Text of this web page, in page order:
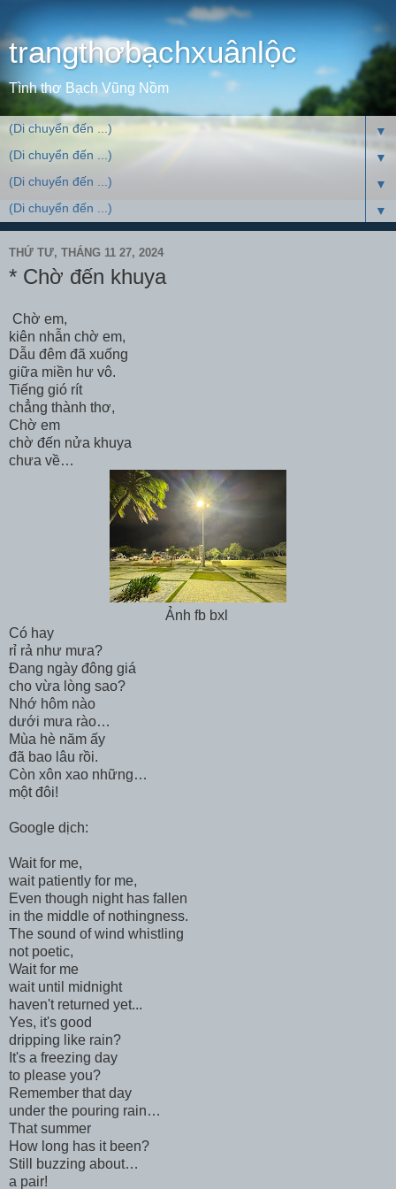
trangthơbạchxuânlộc
Tình thơ Bạch Vũng Nồm
▼
▼
▼
▼
THỨ TƯ, THÁNG 11 27, 2024
* Chờ đến khuya
Chờ em,
kiên nhẫn chờ em,
Dẫu đêm đã xuống
giữa miền hư vô.
Tiếng gió rít
chẳng thành thơ,
Chờ em
chờ đến nửa khuya
chưa về…
Ảnh fb bxl
Có hay
rỉ rả như mưa?
Đang ngày đông giá
cho vừa lòng sao?
Nhớ hôm nào
dưới mưa rào…
Mùa hè năm ấy
đã bao lâu rồi.
Còn xôn xao những…
một đôi!
Google dịch:
Wait for me,
wait patiently for me,
Even though night has fallen
in the middle of nothingness.
The sound of wind whistling
not poetic,
Wait for me
wait until midnight
haven't returned yet...
Yes, it's good
dripping like rain?
It's a freezing day
to please you?
Remember that day
under the pouring rain…
That summer
How long has it been?
Still buzzing about…
a pair!